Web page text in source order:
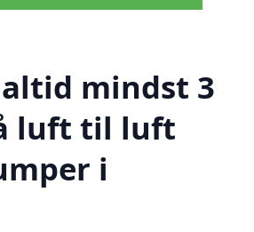
mindst 3
luft til luft
i